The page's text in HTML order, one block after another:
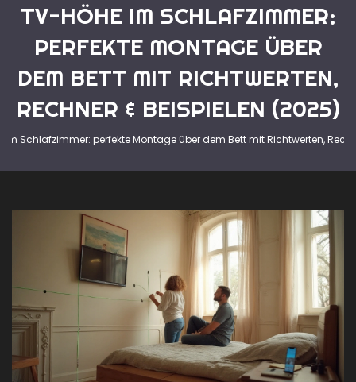
TV-HÖHE IM SCHLAFZIMMER:
PERFEKTE MONTAGE ÜBER
DEM BETT MIT RICHTWERTEN,
RECHNER & BEISPIELEN (2025)
im Schlafzimmer: perfekte Montage über dem Bett mit Richtwerten,